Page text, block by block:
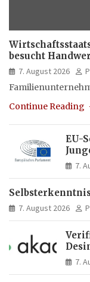
besucht
Freiburg
7. August 2026
Continue Reading
EU-
7.
7. August 2026
7.